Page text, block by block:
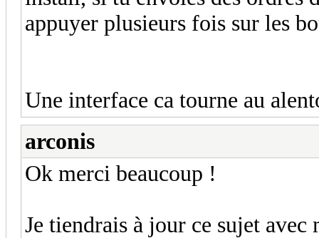
appuyer plusieurs fois sur les
Une interface ca tourne au
arconis
Ok merci beaucoup !
Je tiendrais à jour ce sujet